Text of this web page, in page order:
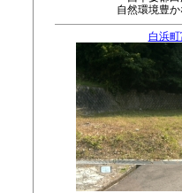
自然環境豊
白浜